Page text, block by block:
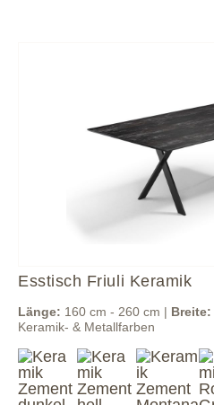
Esstisch Friuli Keramik
Länge: 160 cm - 260 cm | Breite:
Keramik- & Metallfarben